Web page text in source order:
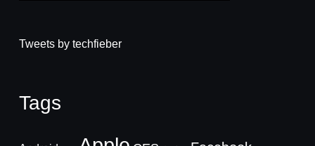
Tweets by techfieber
Tags